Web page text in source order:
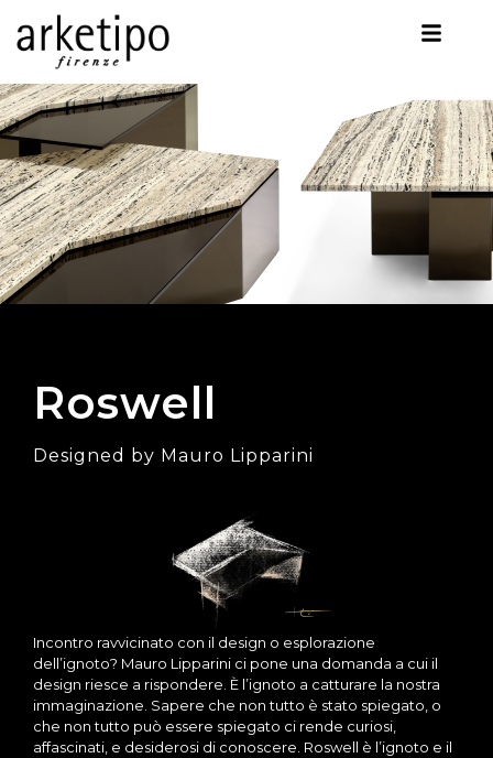
Roswell
Designed by Mauro Lipparini
Incontro ravvicinato con il design o esplorazione
dell’ignoto? Mauro Lipparini ci pone una domanda a cui il
design riesce a rispondere. È l’ignoto a catturare la nostra
immaginazione. Sapere che non tutto è stato spiegato, o
che non tutto può essere spiegato ci rende curiosi,
affascinati, e desiderosi di conoscere. Roswell è l’ignoto e il